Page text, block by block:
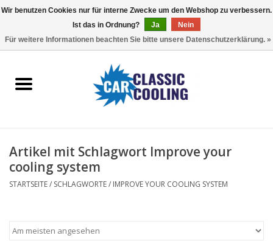
Komplette Kits
Controller
Angebot
Artikel mit Schlagwort Improve your
cooling system
STARTSEITE/ SCHLAGWORTE/ IMPROVE YOUR COOLING SYSTEM
Wir benutzen Cookies nur für interne Zwecke um den Webshop zu verbessern.
Ist das in Ordnung?
Ja
Nein
Für weitere Informationen beachten Sie bitte unsere Datenschutzerklärung. »